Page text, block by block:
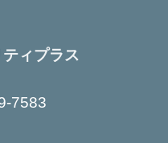
ィプラス